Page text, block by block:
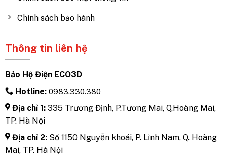
Chính sách bảo hành
Thông tin liên hệ
Bảo Hộ Điện ECO3D
Hotline: 0983.330.380
Địa chỉ 1: 335 Trương Định, P.Tương Mai, Q.Hoàng Mai,
TP. Hà Nội
Địa chỉ 2: Số 1150 Nguyễn khoái, P. Lĩnh Nam, Q. Hoàng
Mai, TP. Hà Nội